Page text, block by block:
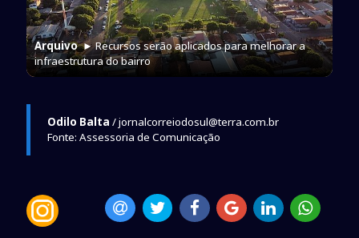
Arquivo► Recursos serão aplicados para melhorar a
infraestrutura do bairro
Odilo Balta / jornalcorreiodosul@terra.com.br
Fonte: Assessoria de Comunicação